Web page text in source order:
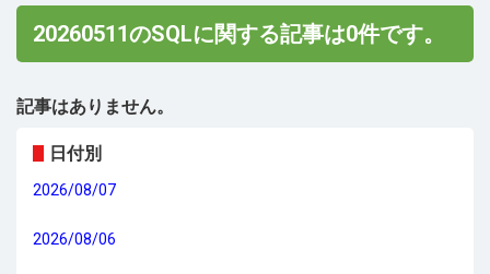
20260511のSQLに関する記事は0件です。
記事はありません。
日付別
2026/08/07
2026/08/06